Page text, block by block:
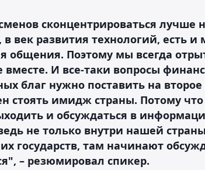
сконцентрироваться лучше
в век развития технологий, есть
общения. Поэтому мы всегда
вместе. И все-таки вопросы
благ нужно поставить на
стоять имидж страны. Потому что
и обсуждаться в
не только внутри нашей
государств, там начинают
– резюмировал спикер.